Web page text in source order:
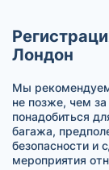
Лондон
Мы
не позже, чем
понадобиться
багажа,
безопасности и
мероприятия